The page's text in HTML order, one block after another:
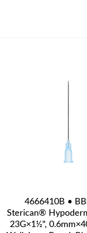
4666410B •
Sterican®
23G×1½",